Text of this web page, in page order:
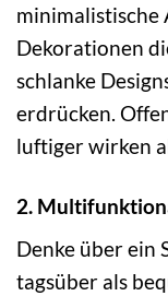
minimalistische
Dekorationen
schlanke
erdrücken.
luftiger wirken
2.
Denke über ein
tagsüber als